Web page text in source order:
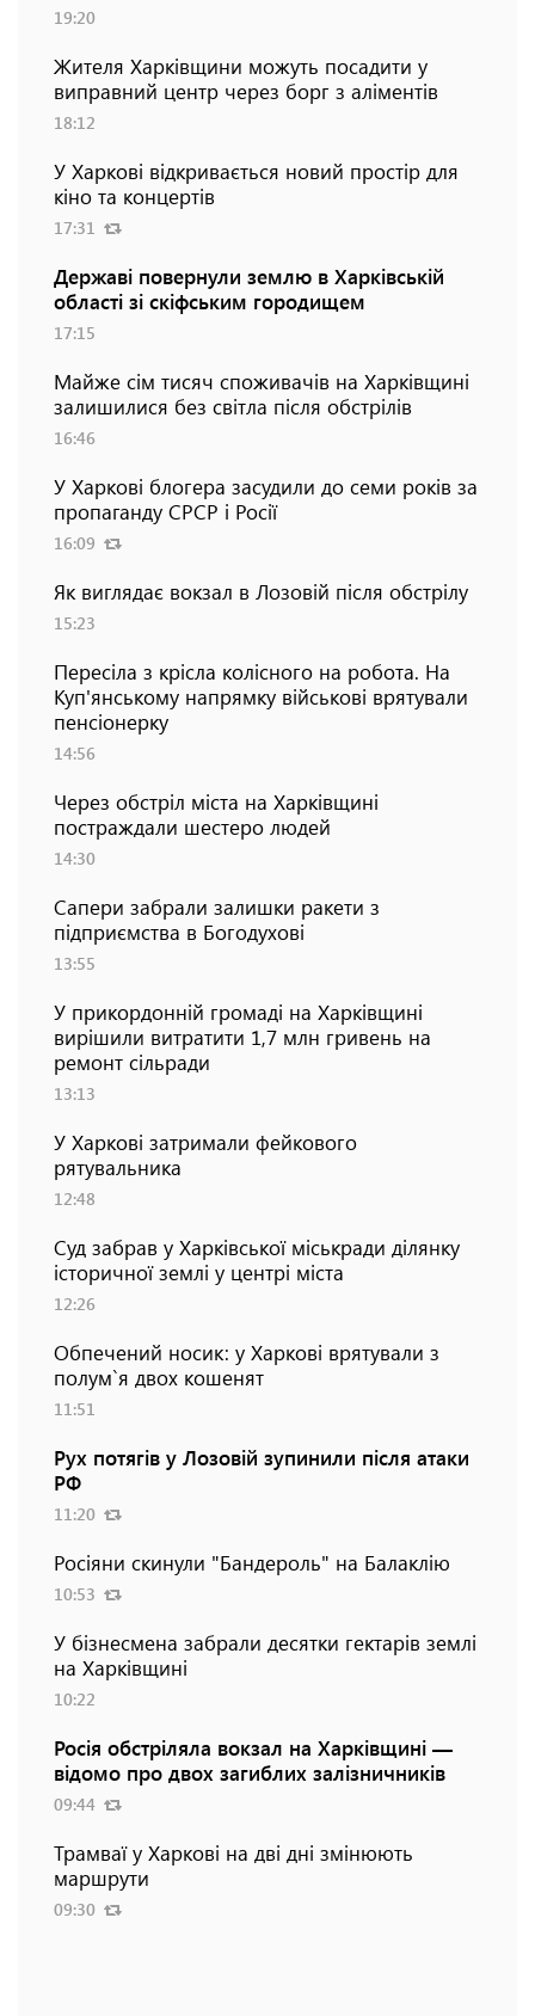
19:20
Жителя Харківщини можуть посадити у
виправний центр через борг з аліментів
18:12
У Харкові відкривається новий простір для
кіно та концертів
17:31
Державі повернули землю в Харківській
області зі скіфським городищем
17:15
Майже сім тисяч споживачів на Харківщині
залишилися без світла після обстрілів
16:46
У Харкові блогера засудили до семи років за
пропаганду СРСР і Росії
16:09
Як виглядає вокзал в Лозовій після обстрілу
15:23
Пересіла з крісла колісного на робота. На
Куп'янському напрямку військові врятували
пенсіонерку
14:56
Через обстріл міста на Харківщині
постраждали шестеро людей
14:30
Сапери забрали залишки ракети з
підприємства в Богодухові
13:55
У прикордонній громаді на Харківщині
вирішили витратити 1,7 млн гривень на
ремонт сільради
13:13
У Харкові затримали фейкового
рятувальника
12:48
Суд забрав у Харківської міськради ділянку
історичної землі у центрі міста
12:26
Обпечений носик: у Харкові врятували з
полум`я двох кошенят
11:51
Рух потягів у Лозовій зупинили після атаки
РФ
11:20
Росіяни скинули "Бандероль" на Балаклію
10:53
У бізнесмена забрали десятки гектарів землі
на Харківщині
10:22
Росія обстріляла вокзал на Харківщині —
відомо про двох загиблих залізничників
09:44
Трамваї у Харкові на дві дні змінюють
маршрути
09:30